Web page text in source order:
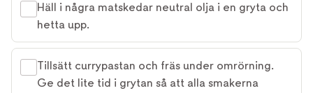
Häll i några matskedar neutral olja i en gryta och
hetta upp.
Tillsätt currypastan och fräs under omrörning.
Ge det lite tid i grytan så att alla smakerna